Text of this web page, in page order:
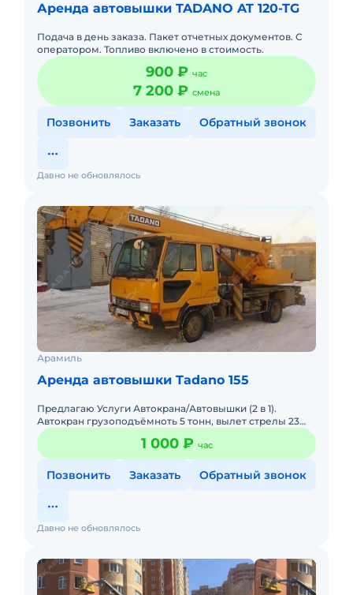
Аренда автовышки TADANO AT 120-TG
Подача в день заказа. Пакет отчетных документов. С
оператором. Топливо включено в стоимость.
900 ₽ час
7 200 ₽ смена
Позвонить Заказать Обратный звонок
Давно не обновлялось
Арамиль
Аренда автовышки Tadano 155
Предлагаю Услуги Автокрана/Автовышки (2 в 1).
Автокран грузоподъёмноть 5 тонн, вылет стрелы 23
метра, можно работать как Автовышка 18 метров, есть
монтажная быс
1 000 ₽ час
Позвонить Заказать Обратный звонок
Давно не обновлялось